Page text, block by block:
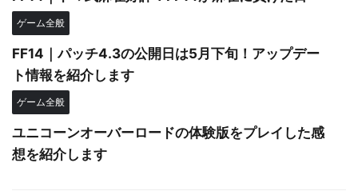
ゲーム全般
FF14｜パッチ4.3の公開日は5月下旬！アップデー
ト情報を紹介します
ゲーム全般
ユニコーンオーバーロードの体験版をプレイした感
想を紹介します